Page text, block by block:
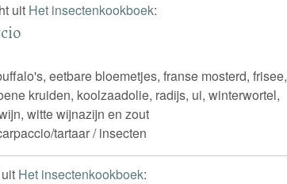
uit Het insectenkookboek:
eetbare bloemetjes, franse mosterd, frisee,
kruiden, koolzaadolie, radijs, ui, winterwortel,
witte wijnazijn en zout
tartaar / insecten
Het insectenkookboek: